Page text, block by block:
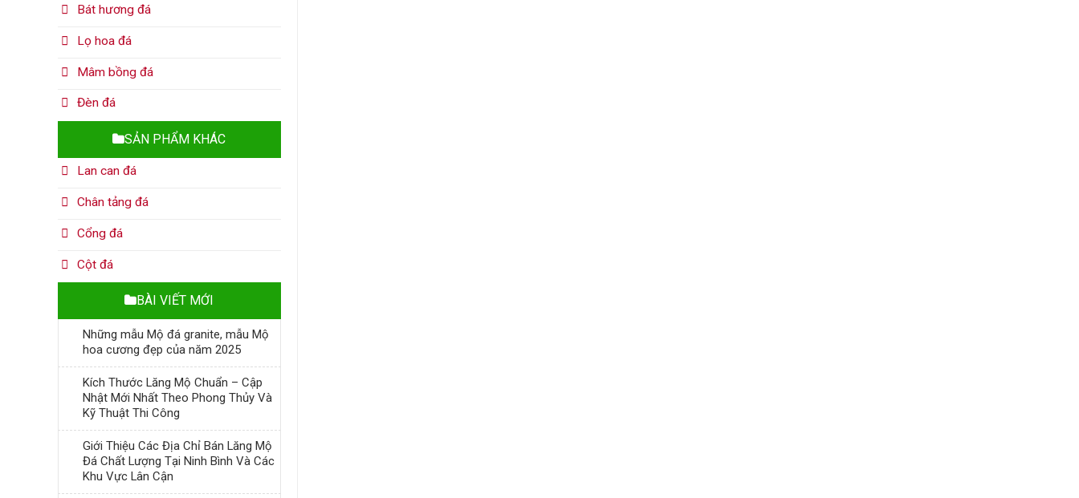
Bát hương đá
Lọ hoa đá
Mâm bồng đá
Đèn đá
SẢN PHẨM KHÁC
Lan can đá
Chân tảng đá
Cổng đá
Cột đá
BÀI VIẾT MỚI
Những mẫu Mộ đá granite, mẫu Mộ
hoa cương đẹp của năm 2025
Kích Thước Lăng Mộ Chuẩn – Cập
Nhật Mới Nhất Theo Phong Thủy Và
Kỹ Thuật Thi Công
Giới Thiệu Các Địa Chỉ Bán Lăng Mộ
Đá Chất Lượng Tại Ninh Bình Và Các
Khu Vực Lân Cận